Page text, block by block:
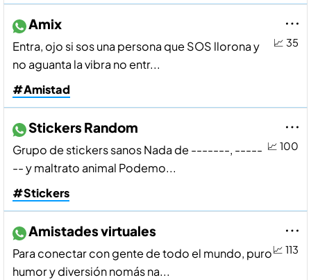
📈 35
Amix
Entra, ojo si sos una persona que SOS llorona y
no aguanta la vibra no entr...
#Amistad
📈 100
Stickers Random
Grupo de stickers sanos Nada de -------, -----
-- y maltrato animal Podemo...
#Stickers
📈 113
Amistades virtuales
Para conectar con gente de todo el mundo, puro
humor y diversión nomás na...